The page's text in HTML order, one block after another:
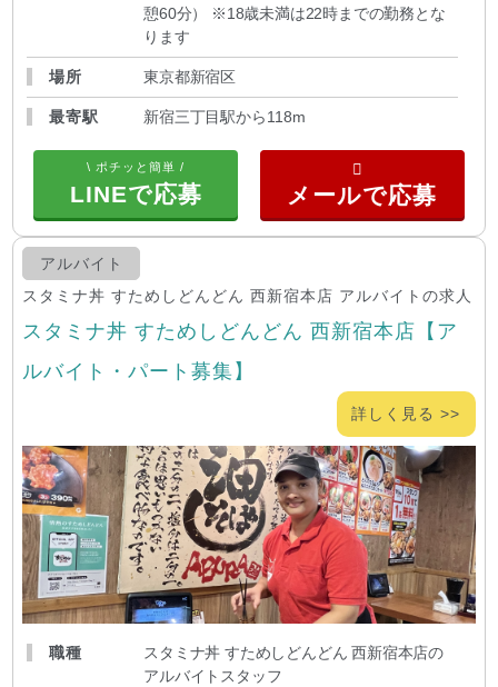
憩60分） ※18歳未満は22時までの勤務とな
ります
場所 東京都新宿区
最寄駅 新宿三丁目駅から118m
\ ポチッと簡単 /
LINEで応募
アルバイト
スタミナ丼 すためしどんどん 西新宿本店 アルバイトの求人
スタミナ丼 すためしどんどん 西新宿本店【ア
ルバイト・パート募集】
詳しく見る >>
職種
スタミナ丼 すためしどんどん 西新宿本店の
アルバイトスタッフ